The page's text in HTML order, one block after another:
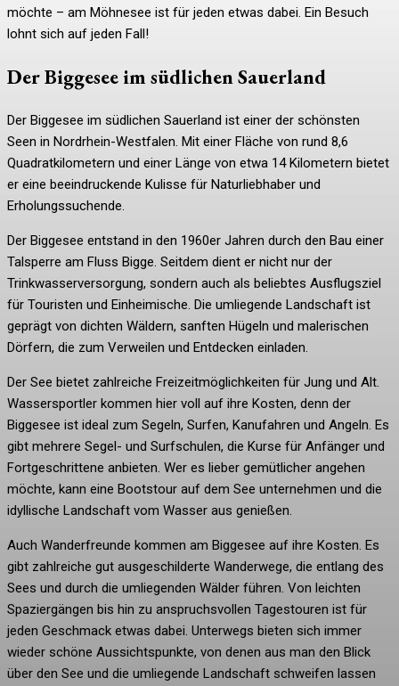
möchte – am Möhnesee ist für jeden etwas dabei. Ein Besuch
lohnt sich auf jeden Fall!
Der Biggesee im südlichen Sauerland
Der Biggesee im südlichen Sauerland ist einer der schönsten
Seen in Nordrhein-Westfalen. Mit einer Fläche von rund 8,6
Quadratkilometern und einer Länge von etwa 14 Kilometern bietet
er eine beeindruckende Kulisse für Naturliebhaber und
Erholungssuchende.
Der Biggesee entstand in den 1960er Jahren durch den Bau einer
Talsperre am Fluss Bigge. Seitdem dient er nicht nur der
Trinkwasserversorgung, sondern auch als beliebtes Ausflugsziel
für Touristen und Einheimische. Die umliegende Landschaft ist
geprägt von dichten Wäldern, sanften Hügeln und malerischen
Dörfern, die zum Verweilen und Entdecken einladen.
Der See bietet zahlreiche Freizeitmöglichkeiten für Jung und Alt.
Wassersportler kommen hier voll auf ihre Kosten, denn der
Biggesee ist ideal zum Segeln, Surfen, Kanufahren und Angeln. Es
gibt mehrere Segel- und Surfschulen, die Kurse für Anfänger und
Fortgeschrittene anbieten. Wer es lieber gemütlicher angehen
möchte, kann eine Bootstour auf dem See unternehmen und die
idyllische Landschaft vom Wasser aus genießen.
Auch Wanderfreunde kommen am Biggesee auf ihre Kosten. Es
gibt zahlreiche gut ausgeschilderte Wanderwege, die entlang des
Sees und durch die umliegenden Wälder führen. Von leichten
Spaziergängen bis hin zu anspruchsvollen Tagestouren ist für
jeden Geschmack etwas dabei. Unterwegs bieten sich immer
wieder schöne Aussichtspunkte, von denen aus man den Blick
über den See und die umliegende Landschaft schweifen lassen